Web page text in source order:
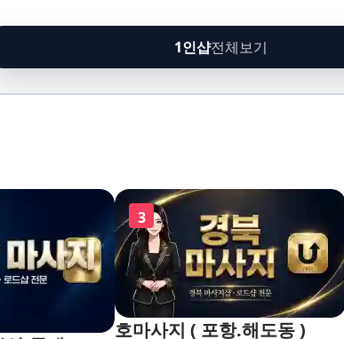
1인샵전체보기
3
호마사지 ( 포항.해도동 )